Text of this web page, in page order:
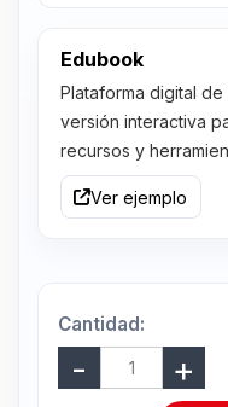
Edubook
Plataforma digital
versión interactiva
recursos y
Ver ejemplo
Cantidad: